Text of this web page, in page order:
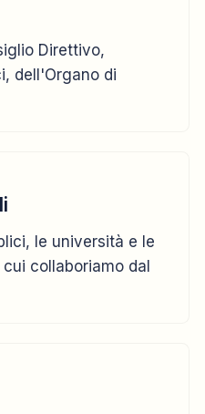
Direttivo,
dell'Organo di
le università e le
collaboriamo dal